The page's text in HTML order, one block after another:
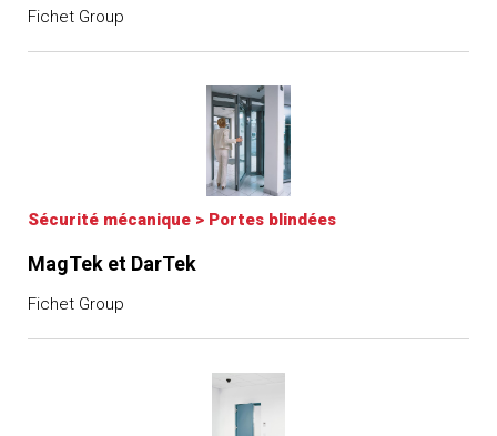
Fichet Group
Sécurité mécanique > Portes blindées
MagTek et DarTek
Fichet Group